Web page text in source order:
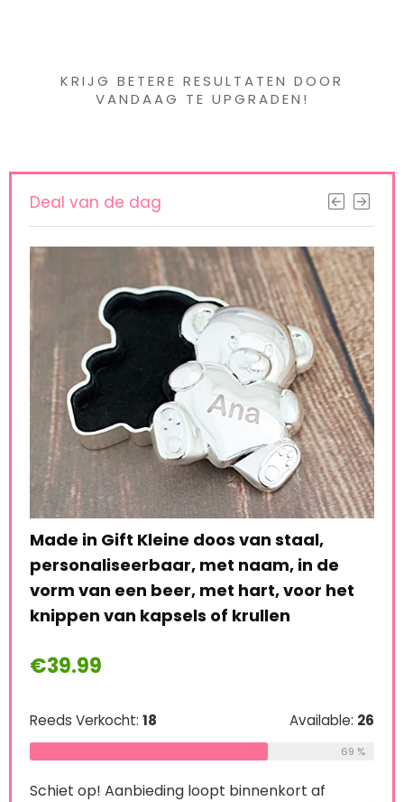
KRIJG BETERE RESULTATEN DOOR
VANDAAG TE UPGRADEN!
Deal van de dag
in Gift Kleine doos van staal,
met naam, in de
van een beer, met hart, voor het
van kapsels of krullen
39.99
Verkocht:18 Available:26
op! Aanbieding loopt binnenkort af
Baby
Foot
Gold
Paint)
Schiet
0